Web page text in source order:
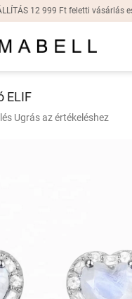
12 999 Ft feletti vásárlás
ELIF
Ugrás az értékeléshez